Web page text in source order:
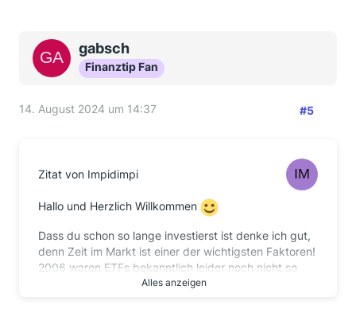
gabsch
Finanztip Fan
14. August 2024 um 14:37 #5
Zitat von Impidimpi
Hallo und Herzlich Willkommen
Dass du schon so lange investierst ist denke ich gut,
denn Zeit im Markt ist einer der wichtigsten Faktoren!
2006 waren ETFs bekanntlich leider noch nicht so
angesagt, insofern gut, dass du inzwischen auf diese
Alles anzeigen